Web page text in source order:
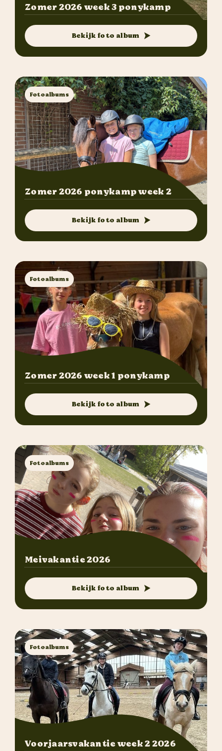
Zomer 2026 week 3 ponykamp
Bekijk foto album
Fotoalbums
Zomer 2026 ponykamp week 2
Bekijk foto album
Fotoalbums
Zomer 2026 week 1 ponykamp
Bekijk foto album
Fotoalbums
Meivakantie 2026
Bekijk foto album
Fotoalbums
Voorjaarsvakantie week 2 2026